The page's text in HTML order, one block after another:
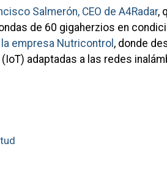
Salmerón, CEO de A4Radar,
de 60 gigaherzios en
empresa Nutricontrol , donde
adaptadas a las redes